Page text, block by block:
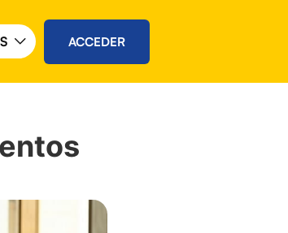
ACCEDER